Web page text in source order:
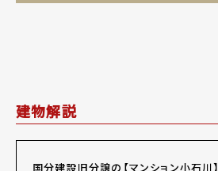
建物解説
国分建設旧分譲の【マンション小石川】